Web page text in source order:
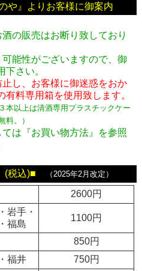
や』よりお客様に御案内
の販売はお断り致しており
能性がございますので、御
さい。
し、お客様に御迷惑をおか
有料専用箱を使用致します。
本以上は清酒専用プラスチックケー
料。
）
は『お買い物方法』を参照
税込)■ （2025年2月改定）
2600円
岩手・
福島
1100円
850円
福井 750円